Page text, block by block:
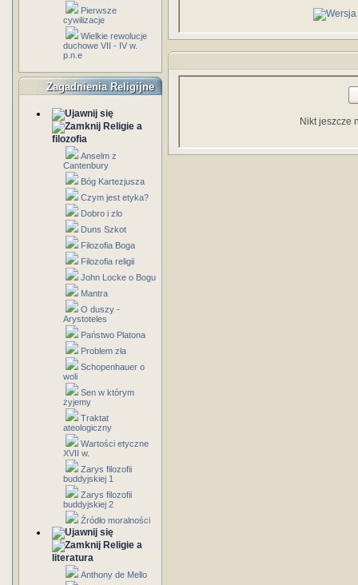
Pierwsze
cywilizacje
Wielkie rewolucje
duchowe VII - IV w.
p.n.e
Zagadnienia Religijne
Religie a
filozofia
Anselm z
Cantenbury
Bóg Kartezjusza
Czym jest etyka?
Dobro i zlo
Duns Szkot
Filozofia Boga
Filozofia religii
John Locke o Bogu
Mantra
O duszy -
Arystoteles
Państwo Platona
Problem zła
Schopenhauer o
woli
Sen w którym
żyjemy
Traktat
ateologiczny
Wartości etyczne
XVII w.
Zarys filozofii
buddyjskiej 1
Zarys filozofii
buddyjskiej 2
Źródło moralności
Religie a
literatura
Anthony de Mello
Nikt jeszcze